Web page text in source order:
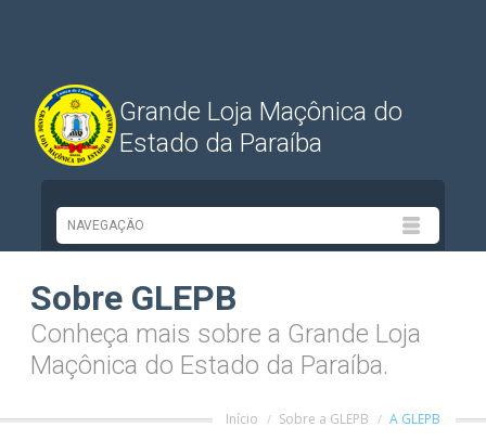
Grande Loja Maçônica do
Estado da Paraíba
Sobre GLEPB
Conheça mais sobre a Grande Loja
Maçônica do Estado da Paraíba.
Início Sobre a GLEPB A GLEPB